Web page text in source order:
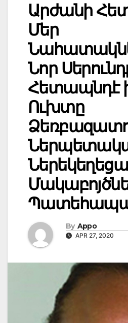
Արժանի
Մեր
Նոր
Հետապնդէ
Ուխտը
By Appo
APR 27, 2020